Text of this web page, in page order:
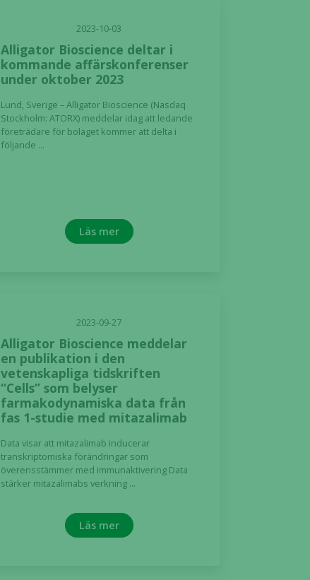
2023-10-03
Alligator Bioscience deltar i
kommande affärskonferenser
under oktober 2023
Lund, Sverige – Alligator Bioscience (Nasdaq
Stockholm: ATORX) meddelar idag att ledande
företrädare för bolaget kommer att delta i
följande ...
Läs mer
2023-09-27
Alligator Bioscience meddelar
en publikation i den
vetenskapliga tidskriften
“Cells” som belyser
farmakodynamiska data från
fas 1-studie med mitazalimab
Data visar att mitazalimab inducerar
transkriptomiska förändringar som
överensstämmer med immunaktivering Data
stärker mitazalimabs verkning ...
Läs mer